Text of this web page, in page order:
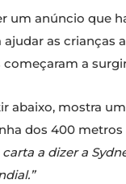
um anúncio que
ajudar as crianças
a
abaixo, mostra
dos 400
a dizer a